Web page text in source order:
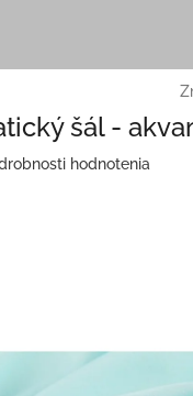
šál -
hodnotenia